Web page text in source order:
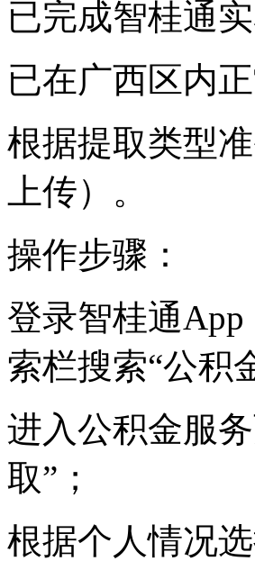
已完成智桂通
已在广西区内
根据提取类型
上传）。
操作步骤：
登录智桂通
索栏搜索“公积
进入公积金服
取”；
根据个人情况